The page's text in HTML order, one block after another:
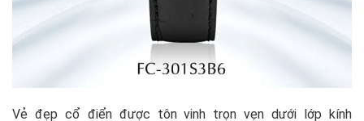
Vẻ đẹp cổ điển được tôn vinh trọn vẹn dưới lớp kính